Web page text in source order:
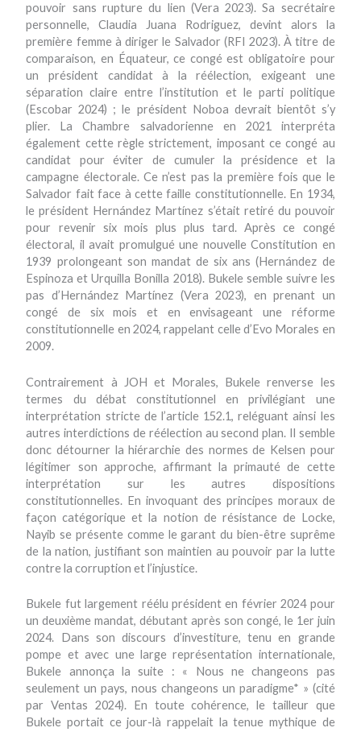
pouvoir sans rupture du lien (Vera 2023). Sa secrétaire
personnelle, Claudia Juana Rodriguez, devint alors la
première femme à diriger le Salvador (RFI 2023). À titre de
comparaison, en Équateur, ce congé est obligatoire pour
un président candidat à la réélection, exigeant une
séparation claire entre l’institution et le parti politique
(Escobar 2024) ; le président Noboa devrait bientôt s’y
plier. La Chambre salvadorienne en 2021 interpréta
également cette règle strictement, imposant ce congé au
candidat pour éviter de cumuler la présidence et la
campagne électorale. Ce n’est pas la première fois que le
Salvador fait face à cette faille constitutionnelle. En 1934,
le président Hernández Martínez s’était retiré du pouvoir
pour revenir six mois plus plus tard. Après ce congé
électoral, il avait promulgué une nouvelle Constitution en
1939 prolongeant son mandat de six ans (Hernández de
Espinoza et Urquilla Bonilla 2018). Bukele semble suivre les
pas d’Hernández Martínez (Vera 2023), en prenant un
congé de six mois et en envisageant une réforme
constitutionnelle en 2024, rappelant celle d’Evo Morales en
2009.
Contrairement à JOH et Morales, Bukele renverse les
termes du débat constitutionnel en privilégiant une
interprétation stricte de l’article 152.1, reléguant ainsi les
autres interdictions de réélection au second plan. Il semble
donc détourner la hiérarchie des normes de Kelsen pour
légitimer son approche, affirmant la primauté de cette
interprétation sur les autres dispositions
constitutionnelles. En invoquant des principes moraux de
façon catégorique et la notion de résistance de Locke,
Nayib se présente comme le garant du bien-être suprême
de la nation, justifiant son maintien au pouvoir par la lutte
contre la corruption et l’injustice.
Bukele fut largement réélu président en février 2024 pour
un deuxième mandat, débutant après son congé, le 1er juin
2024. Dans son discours d’investiture, tenu en grande
pompe et avec une large représentation internationale,
Bukele annonça la suite : « Nous ne changeons pas
seulement un pays, nous changeons un paradigme* » (cité
par Ventas 2024). En toute cohérence, le tailleur que
Bukele portait ce jour-là rappelait la tenue mythique de